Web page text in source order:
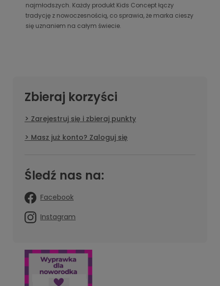
najmłodszych. Każdy produkt Kids Concept łączy
tradycję z nowoczesnością, co sprawia, że marka cieszy
się uznaniem na całym świecie.
Zbieraj korzyści
Zarejestruj się i zbieraj punkty
Masz już konto? Zaloguj się
Śledź nas na:
Facebook
Instagram